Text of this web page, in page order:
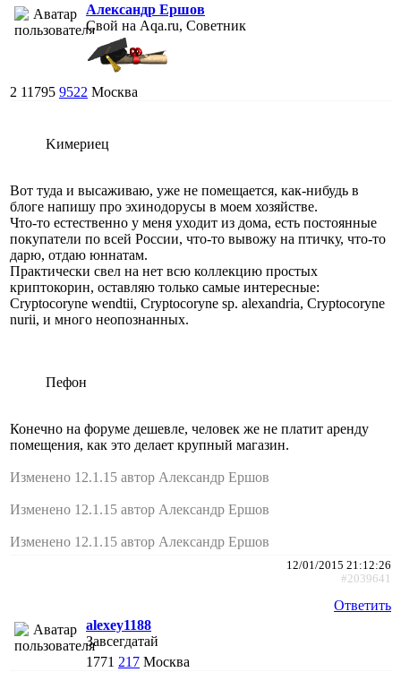
Александр Ершов
Свой на Aqa.ru, Советник
2 11795 9522 Москва
Kимериец
Вот туда и высаживаю, уже не помещается, как-нибудь в
блоге напишу про эхинодорусы в моем хозяйстве.
Что-то естественно у меня уходит из дома, есть постоянные
покупатели по всей России, что-то вывожу на птичку, что-то
дарю, отдаю юннатам.
Практически свел на нет всю коллекцию простых
криптокорин, оставляю только самые интересные:
Cryptocoryne wendtii, Cryptocoryne sp. alexandria, Cryptocoryne
nurii, и много неопознанных.
Пефон
Конечно на форуме дешевле, человек же не платит аренду
помещения, как это делает крупный магазин.
Изменено 12.1.15 автор Александр Ершов
Изменено 12.1.15 автор Александр Ершов
Изменено 12.1.15 автор Александр Ершов
12/01/2015 21:12:26
#2039641
Ответить
alexey1188
Завсегдатай
1771 217 Москва